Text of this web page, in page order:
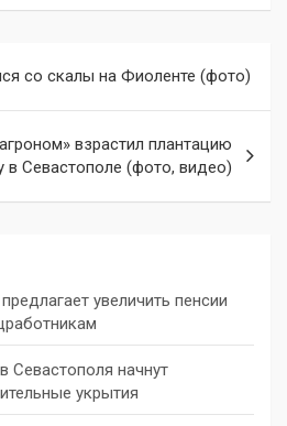
со скалы на Фиоленте (фото)
взрастил плантацию
в Севастополе (фото, видео)
увеличить пенсии
Севастополя начнут
укрытия